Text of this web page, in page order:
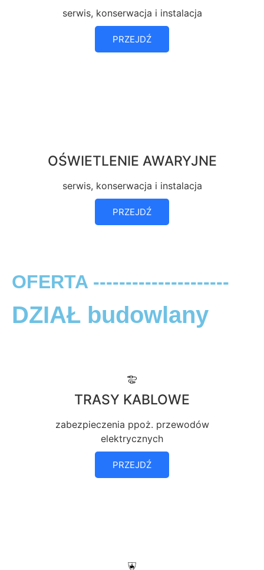
serwis, konserwacja i instalacja
PRZEJDŹ
OŚWIETLENIE AWARYJNE
serwis, konserwacja i instalacja
PRZEJDŹ
OFERTA ---------------------
DZIAŁ budowlany
TRASY KABLOWE
zabezpieczenia ppoż. przewodów
elektrycznych
PRZEJDŹ